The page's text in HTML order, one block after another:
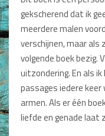
Gideonietjes
Dagboeken
Gebed
Bijbel en
Alphacursus
gekscherend dat ik
meerdere malen
verschijnen, maar als
volgende boek bezig.
uitzondering. En als
passages iedere
armen. Als er één
liefde en genade laat